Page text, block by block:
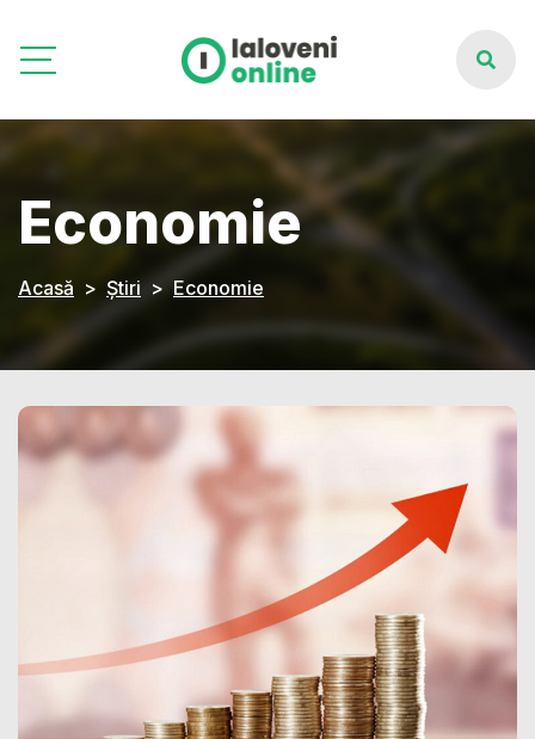
Economie
Acasă Știri Economie